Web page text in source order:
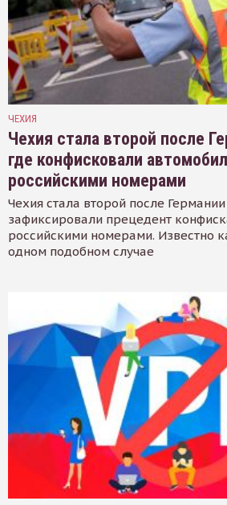
ЧЕХИЯ
Чехия стала второй после
где конфисковали
российскими номерами
Чехия стала второй после
зафиксировали прецедент
российскими номерами. Известно
одном подобном случае